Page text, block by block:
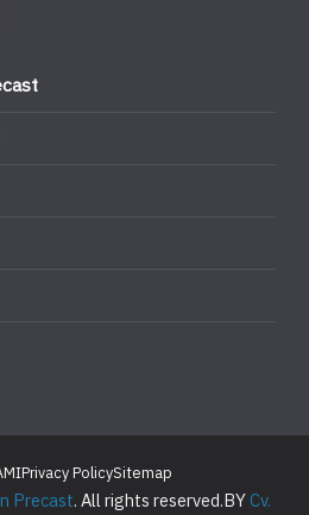
Privacy PolicySitemap
Precast. All rights reserved.BYCv.